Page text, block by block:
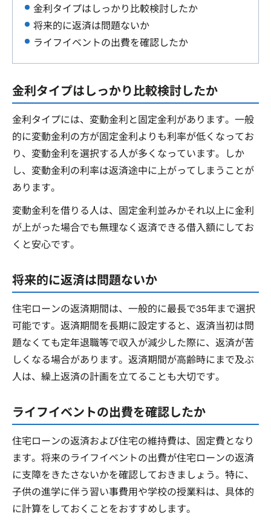
金利タイプはしっかり比較検討したか
将来的に返済は問題ないか
ライフイベントの出費を確認したか
金利タイプはしっかり比較検討したか
金利タイプには、変動金利と固定金利があります。一般
的に変動金利の方が固定金利よりも利率が低くなってお
り、変動金利を選択する人が多くなっています。しか
し、変動金利の利率は返済途中に上がってしまうことが
あります。
変動金利を借りる人は、固定金利並みかそれ以上に金利
が上がった場合でも無理なく返済できる借入額にしてお
くと安心です。
将来的に返済は問題ないか
住宅ローンの返済期間は、一般的に最長で35年まで選択
可能です。返済期間を長期に設定すると、返済当初は問
題なくても定年退職等で収入が減少した際に、返済が苦
しくなる場合があります。返済期間が高齢時にまで及ぶ
人は、繰上返済の計画を立てることも大切です。
ライフイベントの出費を確認したか
住宅ローンの返済および住宅の維持費は、固定費となり
ます。将来のライフイベントの出費が住宅ローンの返済
に支障をきたさないかを確認しておきましょう。特に、
子供の進学に伴う習い事費用や学校の授業料は、具体的
に計算をしておくことをおすすめします。